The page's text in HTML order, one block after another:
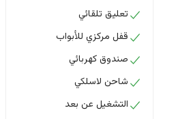
تعليق تلقائي
قفل مركزي للأبواب
صندوق كهربائي
شاحن لاسلكي
التشغيل عن بعد